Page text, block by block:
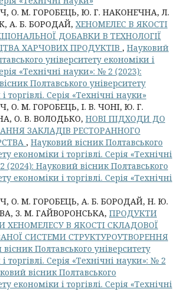
О. М. ГОРОБЕЦЬ, Ю. Г. НАКОНЕЧНА, Л.
А. Б. БОРОДАЙ, ХЕНОМЕЛЕС В ЯКОСТІ
ДОБАВКИ В ТЕХНОЛОГІЇ
ХАРЧОВИХ ПРОДУКТІВ , Науковий
університету економіки і
«Технічні науки»: № 2 (2023):
Полтавського університету
торгівлі. Серія «Технічні науки»
О. М. ГОРОБЕЦЬ, І. В. ЧОНІ, Ю. Г.
О. В. ВОЛОДЬКО, НОВІ ПІДХОДИ ДО
ЗАКЛАДІВ РЕСТОРАННОГО
, Науковий вісник Полтавського
економіки і торгівлі. Серія «Технічні
(2024): Науковий вісник Полтавського
економіки і торгівлі. Серія «Технічні
О. М. ГОРОБЕЦЬ, А. Б. БОРОДАЙ, Н. Ю.
З. М. ГАЙВОРОНСЬКА, ПРОДУКТИ
ХЕНОМЕЛЕСУ В ЯКОСТІ СКЛАДОВОЇ
СИСТЕМИ СТРУКТУРОУТВОРЕННЯ
Полтавського університету
торгівлі. Серія «Технічні науки»: № 2
вісник Полтавського
економіки і торгівлі. Серія «Технічні